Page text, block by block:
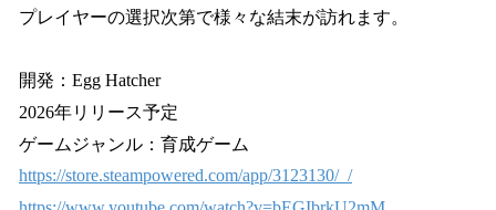
プレイヤーの選択次第で様々な結末が訪れます。
開発：Egg Hatcher
2026年リリース予定
ゲームジャンル：育成ゲーム
https://store.steampowered.com/app/3123130/_/